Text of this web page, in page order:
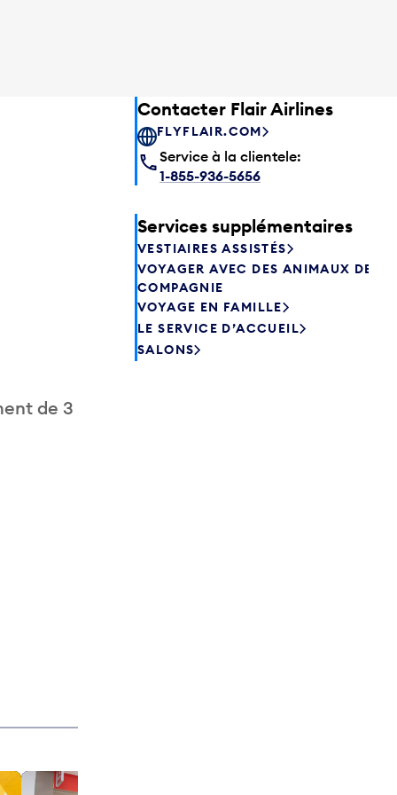
de 3
Contacter Flair Airlines
FLYFLAIR.COM
Service à la clientele:
1-855-936-5656
Services supplémentaires
VESTIAIRES ASSISTÉS
VOYAGER AVEC DES ANIMAUX DE
COMPAGNIE
VOYAGE EN FAMILLE
LE SERVICE D’ACCUEIL
SALONS